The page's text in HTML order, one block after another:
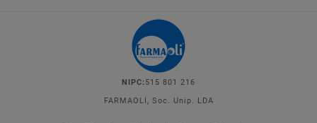
NIPC: 515 801 216
FARMAOLI, Soc. Unip. LDA